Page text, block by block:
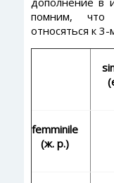
помним, что
относяться к 3-
femminile
(ж. р.)